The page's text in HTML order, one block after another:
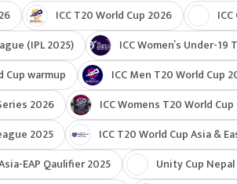
ICC T20 World Cup 2026
(IPL 2025)
ICC Women’s Under-19
Cup warmup
ICC Men T20 World Cup
2026
ICC Womens T20 World
2025
ICC T20 World Cup Asia &
EAP Qaulifier 2025
Unity Cup